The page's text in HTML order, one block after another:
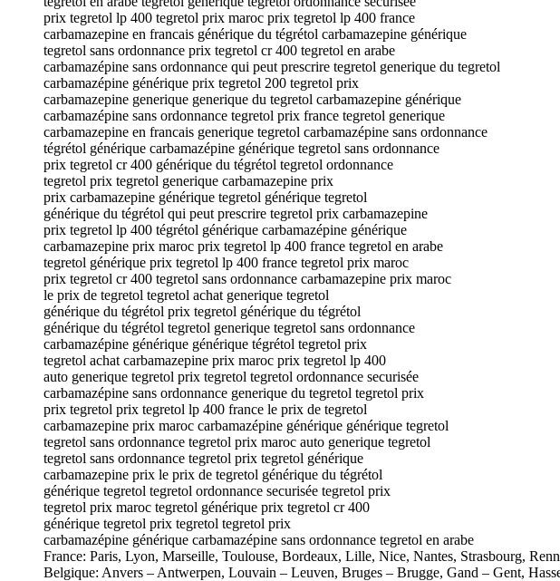
prix tegretol lp 400 tegretol prix maroc prix tegretol lp 400 france
carbamazepine en francais générique du tégrétol carbamazepine générique
tegretol sans ordonnance prix tegretol cr 400 tegretol en arabe
carbamazépine sans ordonnance qui peut prescrire tegretol generique du tegretol
carbamazépine générique prix tegretol 200 tegretol prix
carbamazepine generique generique du tegretol carbamazepine générique
carbamazépine sans ordonnance tegretol prix france tegretol generique
carbamazepine en francais generique tegretol carbamazépine sans ordonnance
tégrétol générique carbamazépine générique tegretol sans ordonnance
prix tegretol cr 400 générique du tégrétol tegretol ordonnance
tegretol prix tegretol generique carbamazepine prix
prix carbamazepine générique tegretol générique tegretol
générique du tégrétol qui peut prescrire tegretol prix carbamazepine
prix tegretol lp 400 tégrétol générique carbamazépine générique
carbamazepine prix maroc prix tegretol lp 400 france tegretol en arabe
tegretol générique prix tegretol lp 400 france tegretol prix maroc
prix tegretol cr 400 tegretol sans ordonnance carbamazepine prix maroc
le prix de tegretol tegretol achat generique tegretol
générique du tégrétol prix tegretol générique du tégrétol
générique du tégrétol tegretol generique tegretol sans ordonnance
carbamazépine générique générique tégrétol tegretol prix
tegretol achat carbamazepine prix maroc prix tegretol lp 400
auto generique tegretol prix tegretol tegretol ordonnance securisée
carbamazépine sans ordonnance generique du tegretol tegretol prix
prix tegretol prix tegretol lp 400 france le prix de tegretol
carbamazepine prix maroc carbamazépine générique générique tegretol
tegretol sans ordonnance tegretol prix maroc auto generique tegretol
tegretol sans ordonnance tegretol prix tegretol générique
carbamazepine prix le prix de tegretol générique du tégrétol
générique tegretol tegretol ordonnance securisée tegretol prix
tegretol prix maroc tegretol générique prix tegretol cr 400
générique tegretol prix tegretol tegretol prix
carbamazépine générique carbamazépine sans ordonnance tegretol en arabe
France: Paris, Lyon, Marseille, Toulouse, Bordeaux, Lille, Nice, Nantes, Strasbourg,
Belgique: Anvers – Antwerpen, Louvain – Leuven, Bruges – Brugge, Gand – Gent,